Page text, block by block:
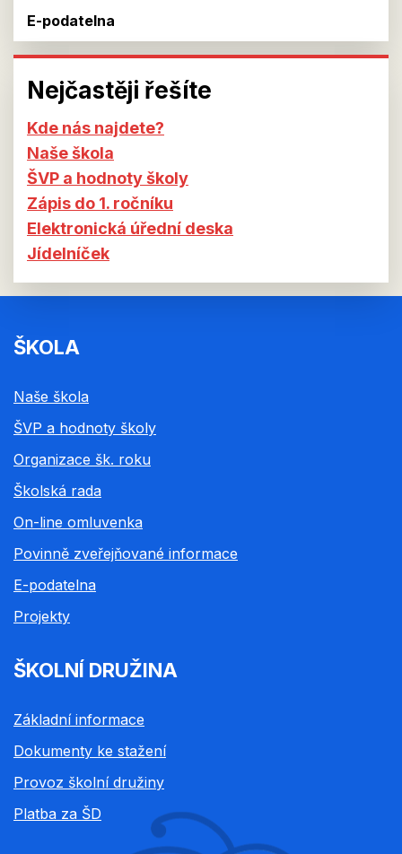
E-podatelna
Nejčastěji řešíte
Kde nás najdete?
Naše škola
ŠVP a hodnoty školy
Zápis do 1. ročníku
Elektronická úřední deska
Jídelníček
ŠKOLA
Naše škola
ŠVP a hodnoty školy
Organizace šk. roku
Školská rada
On-line omluvenka
Povinně zveřejňované informace
E-podatelna
Projekty
ŠKOLNÍ DRUŽINA
Základní informace
Dokumenty ke stažení
Provoz školní družiny
Platba za ŠD